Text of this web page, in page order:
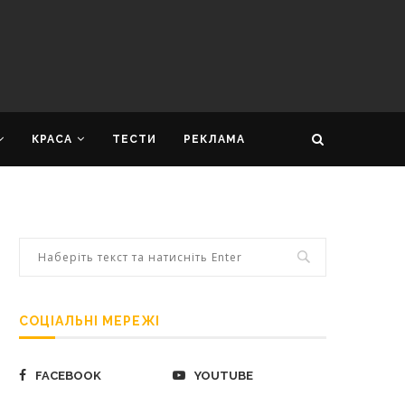
КРАСА ТЕСТИ РЕКЛАМА
СОЦІАЛЬНІ МЕРЕЖІ
FACEBOOK YOUTUBE